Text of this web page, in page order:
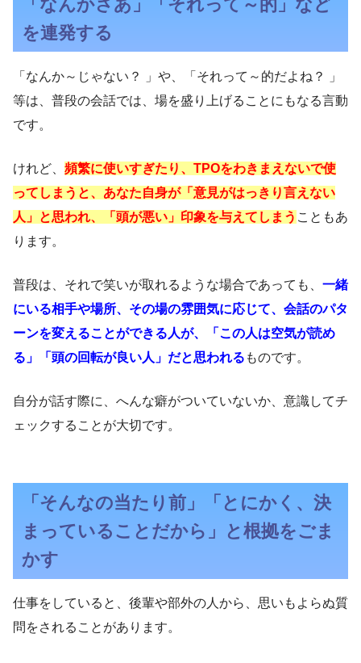
「なんかさあ」「それって～的」など
を連発する
「なんか～じゃない？ 」や、「それって～的だよね？ 」
等は、普段の会話では、場を盛り上げることにもなる言動
です。
けれど、 頻繁に使いすぎたり、TPOをわきまえないで使
ってしまうと、あなた自身が「意見がはっきり言えない
人」と思われ、「頭が悪い」印象を与えてしまう こともあ
ります。
普段は、それで笑いが取れるような場合であっても、 一緒
にいる相手や場所、その場の雰囲気に応じて、会話のパタ
ーンを変えることができる人が、「この人は空気が読め
る」「頭の回転が良い人」だと思われる ものです。
自分が話す際に、へんな癖がついていないか、意識してチ
ェックすることが大切です。
「そんなの当たり前」「とにかく、決
まっていることだから」と根拠をごま
かす
仕事をしていると、後輩や部外の人から、思いもよらぬ質
問をされることがあります。